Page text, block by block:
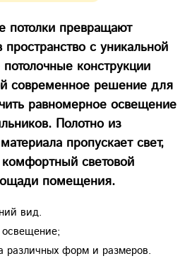
потолки превращают
с уникальной
конструкции
современное решение для
равномерное освещение
Полотно из
пропускает свет,
световой
помещения.
вид.
форм и размеров.